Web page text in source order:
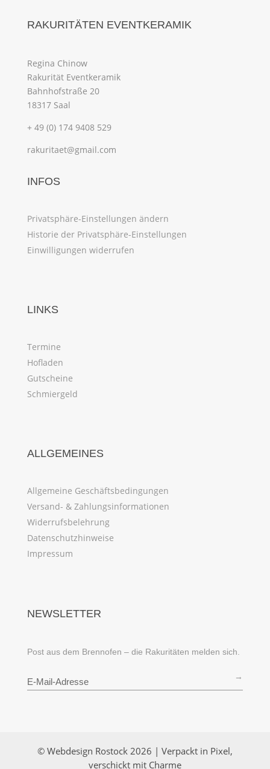
RAKURITÄTEN EVENTKERAMIK
Regina Chinow
Rakurität Eventkeramik
Bahnhofstraße 20
18317 Saal
+ 49 (0) 174 9408 529
rakuritaet@gmail.com
INFOS
Privatsphäre-Einstellungen ändern
Historie der Privatsphäre-Einstellungen
Einwilligungen widerrufen
LINKS
Termine
Hofladen
Gutscheine
Schmiergeld
ALLGEMEINES
Allgemeine Geschäftsbedingungen
Versand- & Zahlungsinformationen
Widerrufsbelehrung
Datenschutzhinweise
Impressum
NEWSLETTER
Post aus dem Brennofen – die Rakuritäten melden sich.
→
© Webdesign Rostock 2026 | Verpackt in Pixel,
verschickt mit Charme